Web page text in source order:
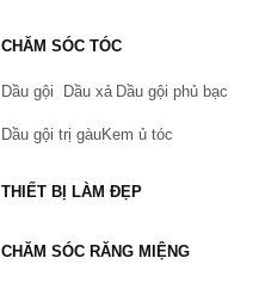
CHĂM SÓC TÓC
Dầu gội Dầu xả Dầu gội phủ bạc
Dầu gội trị gàuKem ủ tóc
THIẾT BỊ LÀM ĐẸP
CHĂM SÓC RĂNG MIỆNG